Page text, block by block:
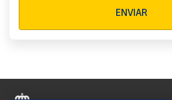
ENVIAR